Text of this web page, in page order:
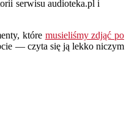
serwisu audioteka.pl i
które musieliśmy zdjąć po
— czyta się ją lekko niczym